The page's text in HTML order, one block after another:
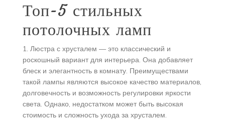
Топ-5 стильных
потолочных ламп
1. Люстра с хрусталем — это классический и
роскошный вариант для интерьера. Она добавляет
блеск и элегантность в комнату. Преимуществами
такой лампы являются высокое качество материалов,
долговечность и возможность регулировки яркости
света. Однако, недостатком может быть высокая
стоимость и сложность ухода за хрусталем.